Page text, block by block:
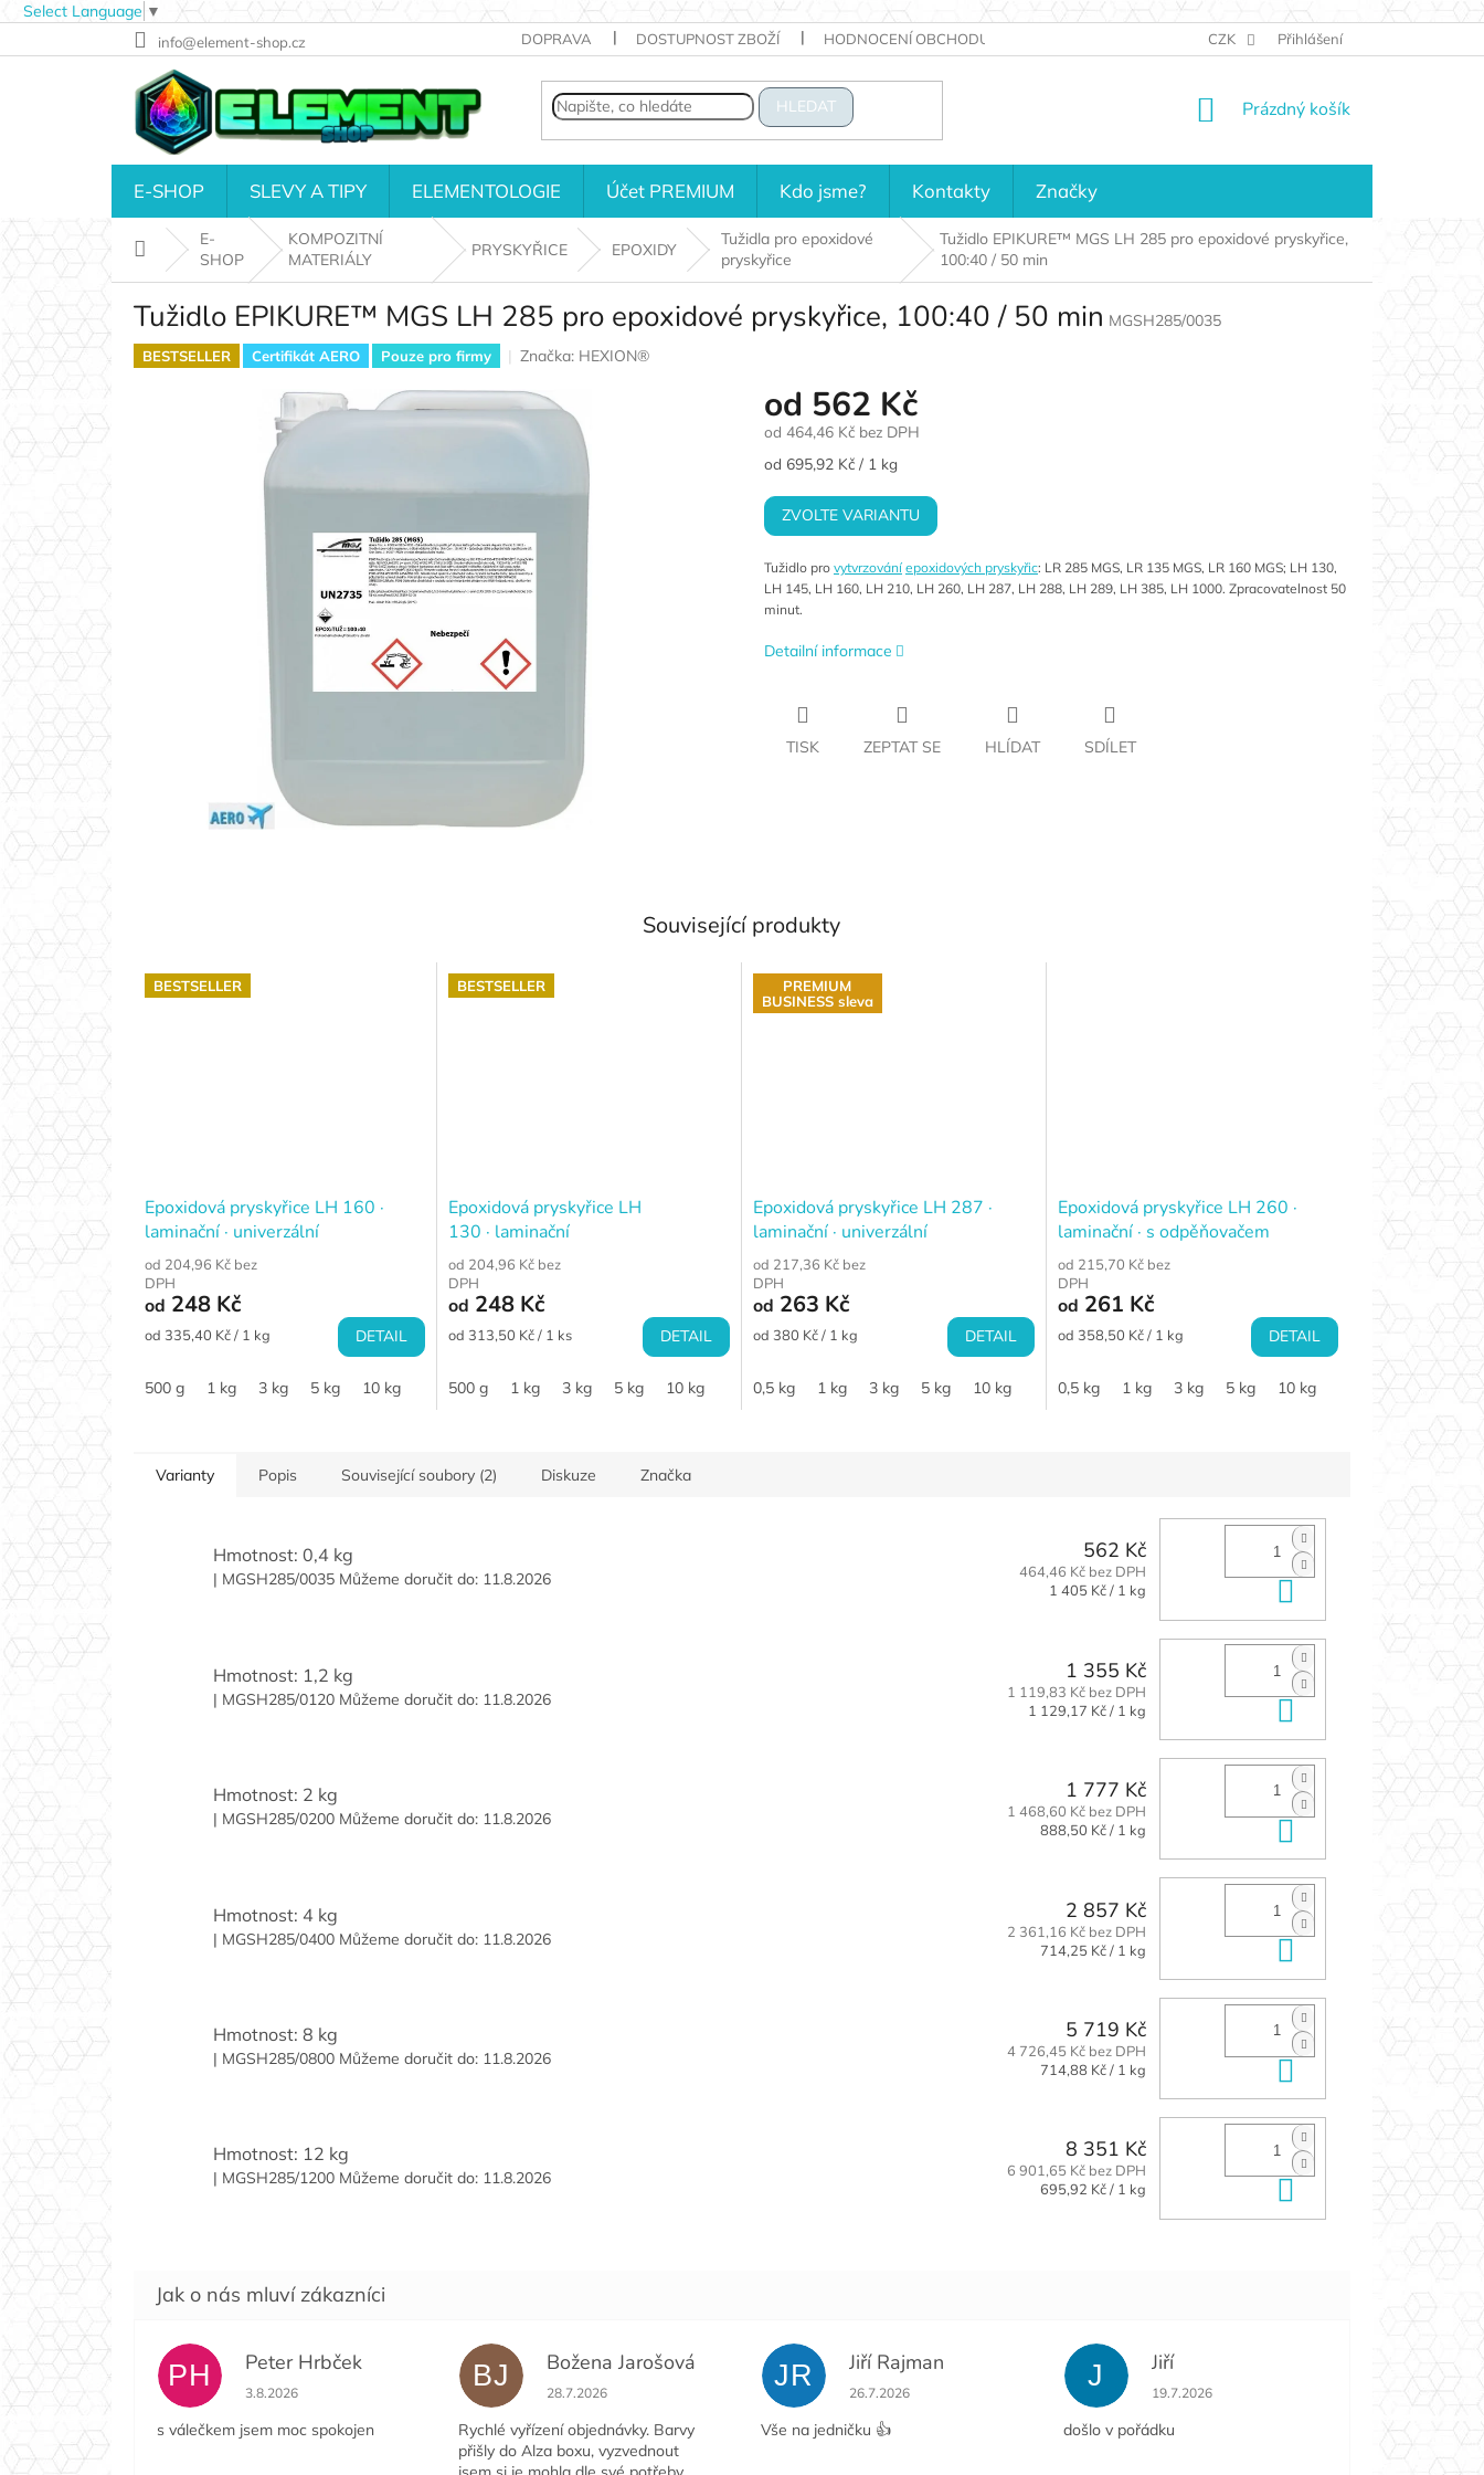
Select Language ▼
na
info@element-shop.cz DOPRAVA DOSTUPNOST ZBOŽÍ HODNOCENÍ OBCHODU KONTAKTY KDO JSME?
CZK Přihlášení
HLEDAT
NÁKUPNÍ
Prázdný košík
E-SHOP SLEVY A TIPY ELEMENTOLOGIE Účet PREMIUM Kdo jsme? Kontakty Značky
Domů
E-
SHOP
KOMPOZITNÍ
MATERIÁLY
PRYSKYŘICE EPOXIDY
Tužidla pro epoxidové
pryskyřice
Tužidlo EPIKURE™ MGS LH 285 pro epoxidové pryskyřice,
100:40 / 50 min
Tužidlo EPIKURE™ MGS LH 285 pro epoxidové pryskyřice, 100:40 / 50 min MGSH285/0035
BESTSELLER Certifikát AERO Pouze pro firmy Značka: HEXION®
od 562 Kč
od 464,46 Kčbez DPH
Měrná
od 695,92 Kč / 1 kg
ZVOLTE VARIANTU
Tužidlo pro vytvrzování epoxidových pryskyřic: LR 285 MGS, LR 135 MGS, LR 160 MGS; LH 130,
LH 145, LH 160, LH 210, LH 260, LH 287, LH 288, LH 289, LH 385, LH 1000. Zpracovatelnost 50
minut.
Detailní informace
TISK ZEPTAT SE HLÍDAT SDÍLET
Související produkty
BESTSELLER
Epoxidová pryskyřice LH 160 ·
laminační · univerzální
od 204,96 Kč bez
DPH
od 248 Kč
Měrná
od 335,40 Kč / 1 kg DETAIL
500 g 1 kg 3 kg 5 kg 10 kg
BESTSELLER
Epoxidová pryskyřice LH
130 · laminační
od 204,96 Kč bez
DPH
od 248 Kč
Měrná
od 313,50 Kč / 1 ks DETAIL
500 g 1 kg 3 kg 5 kg 10 kg
PREMIUM
BUSINESS sleva
Epoxidová pryskyřice LH 287 ·
laminační · univerzální
od 217,36 Kč bez
DPH
od 263 Kč
Měrná
od 380 Kč / 1 kg DETAIL
0,5 kg 1 kg 3 kg 5 kg 10 kg
Epoxidová pryskyřice LH 260 ·
laminační · s odpěňovačem
od 215,70 Kč bez
DPH
od 261 Kč
Měrná
od 358,50 Kč / 1 kg DETAIL
0,5 kg 1 kg 3 kg 5 kg 10 kg
Varianty Popis Související soubory (2) Diskuze Značka
Hmotnost: 0,4 kg
| MGSH285/0035 Můžeme doručit do: 11.8.2026
562 Kč
464,46 Kč bez DPH
Měrná
1 405 Kč / 1 kg
Hmotnost: 1,2 kg
| MGSH285/0120 Můžeme doručit do: 11.8.2026
1 355 Kč
1 119,83 Kč bez DPH
Měrná
1 129,17 Kč / 1 kg
Hmotnost: 2 kg
| MGSH285/0200 Můžeme doručit do: 11.8.2026
1 777 Kč
1 468,60 Kč bez DPH
Měrná
888,50 Kč / 1 kg
Hmotnost: 4 kg
| MGSH285/0400 Můžeme doručit do: 11.8.2026
2 857 Kč
2 361,16 Kč bez DPH
Měrná
714,25 Kč / 1 kg
Hmotnost: 8 kg
| MGSH285/0800 Můžeme doručit do: 11.8.2026
5 719 Kč
4 726,45 Kč bez DPH
Měrná
714,88 Kč / 1 kg
Hmotnost: 12 kg
| MGSH285/1200 Můžeme doručit do: 11.8.2026
8 351 Kč
6 901,65 Kč bez DPH
Měrná
695,92 Kč / 1 kg Do košíku
PH Peter Hrbček
Hodnocení obchodu je 5 z 5 hvězdiček.
3.8.2026
s válečkem jsem moc spokojen
BJ Božena Jarošová
Hodnocení obchodu je 5 z 5 hvězdiček.
28.7.2026
Rychlé vyřízení objednávky. Barvy
přišly do Alza boxu, vyzvednout
JR Jiří Rajman
Hodnocení obchodu je 5 z 5 hvězdiček.
26.7.2026
Vše na jedničku 👍
J Jiří
Hodnocení obchodu je 5 z 5 hvězdiček.
19.7.2026
došlo v pořádku